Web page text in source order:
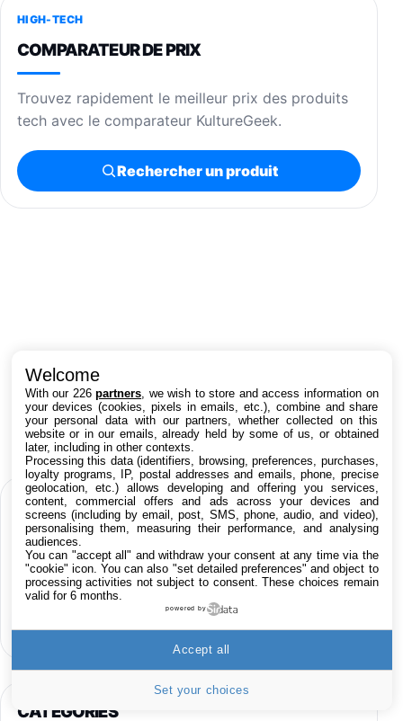
HIGH-TECH
COMPARATEUR DE PRIX
Trouvez rapidement le meilleur prix des produits
tech avec le comparateur KultureGeek.
Rechercher un produit
RECHERCHE APP STORE
Nom de l’application
CATÉGORIES
Welcome
With our 226partners , we wish to store and access information on
your devices (cookies, pixels in emails, etc.), combine and share
your personal data with our partners, whether collected on this
website or in our emails, already held by some of us, or obtained
later, including in other contexts.
Processing this data (identifiers, browsing, preferences, purchases,
loyalty programs, IP, postal addresses and emails, phone, precise
geolocation, etc.) allows developing and offering you services,
content, commercial offers and ads across your devices and
screens (including by email, post, SMS, phone, audio, and video),
personalising them, measuring their performance, and analysing
audiences.
You can "accept all" and withdraw your consent at any time via the
"cookie" icon. You can also "set detailed preferences" and object to
processing activities not subject to consent. These choices remain
valid for 6 months.
powered by
Set your choices
Accept all